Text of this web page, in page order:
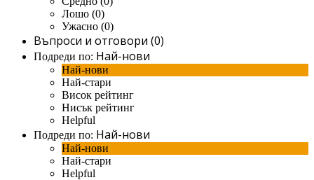
Лошо (0)
Ужасно (0)
Въпроси и отговори (0)
Подреди по: Най-нови
Най-нови
Най-стари
Висок рейтинг
Нисък рейтинг
Helpful
Подреди по: Най-нови
Най-нови
Най-стари
Helpful